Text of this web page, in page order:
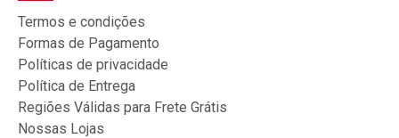
Termos e condições
Formas de Pagamento
Políticas de privacidade
Política de Entrega
Regiões Válidas para Frete Grátis
Nossas Lojas